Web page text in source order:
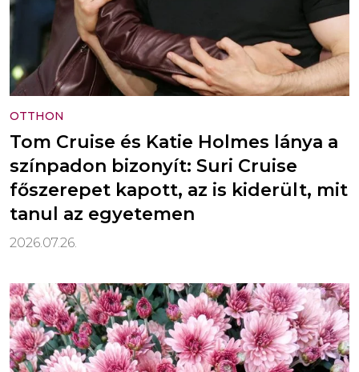
OTTHON
Tom Cruise és Katie Holmes lánya a
színpadon bizonyít: Suri Cruise
főszerepet kapott, az is kiderült, mit
tanul az egyetemen
2026.07.26.